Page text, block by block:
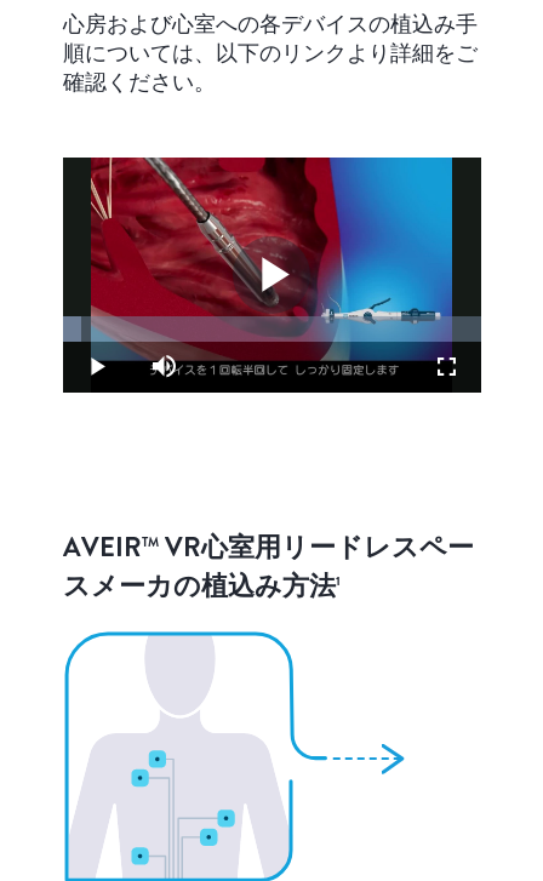
心房および心室への各デバイスの植込み手
順については、以下のリンクより詳細をご
確認ください。
Play
Video
Play Mute
Loaded:
4.50%
Fullscreen
AVEIRTMVR心室用リードレスペー
スメーカの植込み方法1